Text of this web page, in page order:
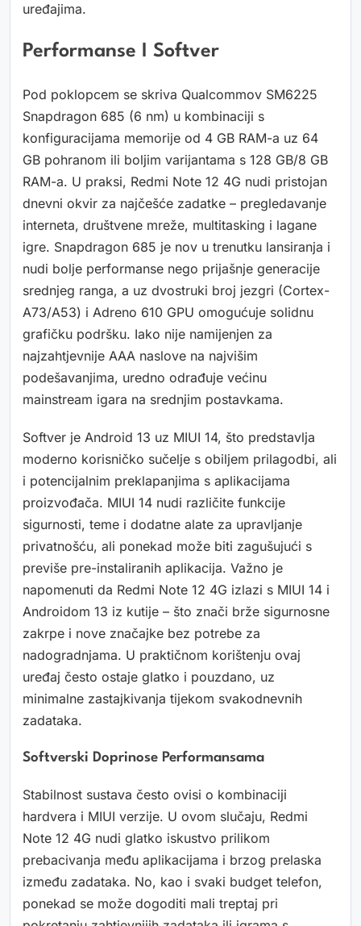
uređajima.
Performanse I Softver
Pod poklopcem se skriva Qualcommov SM6225
Snapdragon 685 (6 nm) u kombinaciji s
konfiguracijama memorije od 4 GB RAM-a uz 64
GB pohranom ili boljim varijantama s 128 GB/8 GB
RAM-a. U praksi, Redmi Note 12 4G nudi pristojan
dnevni okvir za najčešće zadatke – pregledavanje
interneta, društvene mreže, multitasking i lagane
igre. Snapdragon 685 je nov u trenutku lansiranja i
nudi bolje performanse nego prijašnje generacije
srednjeg ranga, a uz dvostruki broj jezgri (Cortex-
A73/A53) i Adreno 610 GPU omogućuje solidnu
grafičku podršku. Iako nije namijenjen za
najzahtjevnije AAA naslove na najvišim
podešavanjima, uredno odrađuje većinu
mainstream igara na srednjim postavkama.
Softver je Android 13 uz MIUI 14, što predstavlja
moderno korisničko sučelje s obiljem prilagodbi, ali
i potencijalnim preklapanjima s aplikacijama
proizvođača. MIUI 14 nudi različite funkcije
sigurnosti, teme i dodatne alate za upravljanje
privatnošću, ali ponekad može biti zagušujući s
previše pre-instaliranih aplikacija. Važno je
napomenuti da Redmi Note 12 4G izlazi s MIUI 14 i
Androidom 13 iz kutije – što znači brže sigurnosne
zakrpe i nove značajke bez potrebe za
nadogradnjama. U praktičnom korištenju ovaj
uređaj često ostaje glatko i pouzdano, uz
minimalne zastajkivanja tijekom svakodnevnih
zadataka.
Softverski Doprinose Performansama
Stabilnost sustava često ovisi o kombinaciji
hardvera i MIUI verzije. U ovom slučaju, Redmi
Note 12 4G nudi glatko iskustvo prilikom
prebacivanja među aplikacijama i brzog prelaska
između zadataka. No, kao i svaki budget telefon,
ponekad se može dogoditi mali treptaj pri